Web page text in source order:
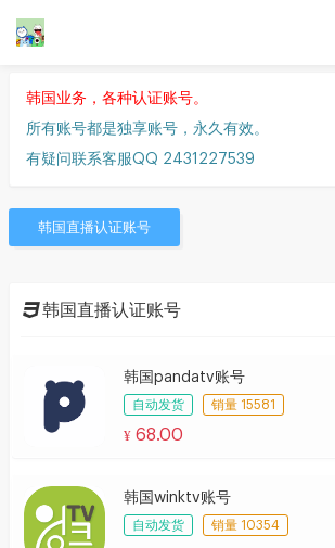
韩国业务，各种认证账号。
所有账号都是独享账号，永久有效。
有疑问联系客服QQ 2431227539
韩国直播认证账号
韩国直播认证账号
韩国pandatv账号
自动发货 销量 15581
¥ 68.00
韩国winktv账号
自动发货 销量 10354